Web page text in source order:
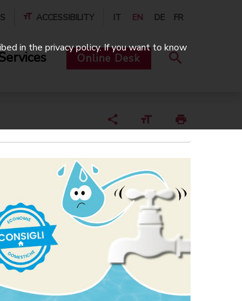
ACCESSIBILITY IT EN DE FR
Online Desk
in the privacy policy. If you want to know